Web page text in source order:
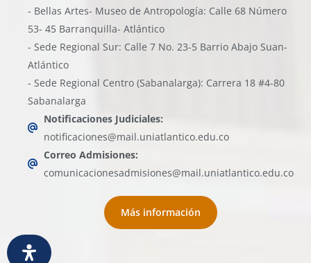
- Bellas Artes- Museo de Antropología: Calle 68 Número
53- 45 Barranquilla- Atlántico
- Sede Regional Sur: Calle 7 No. 23-5 Barrio Abajo Suan-
Atlántico
- Sede Regional Centro (Sabanalarga): Carrera 18 #4-80
Sabanalarga
Notificaciones Judiciales:
notificaciones@mail.uniatlantico.edu.co
Correo Admisiones:
comunicacionesadmisiones@mail.uniatlantico.edu.co
Más información